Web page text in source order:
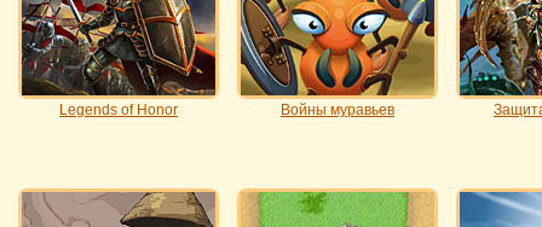
Legends of Honor Войны муравьев